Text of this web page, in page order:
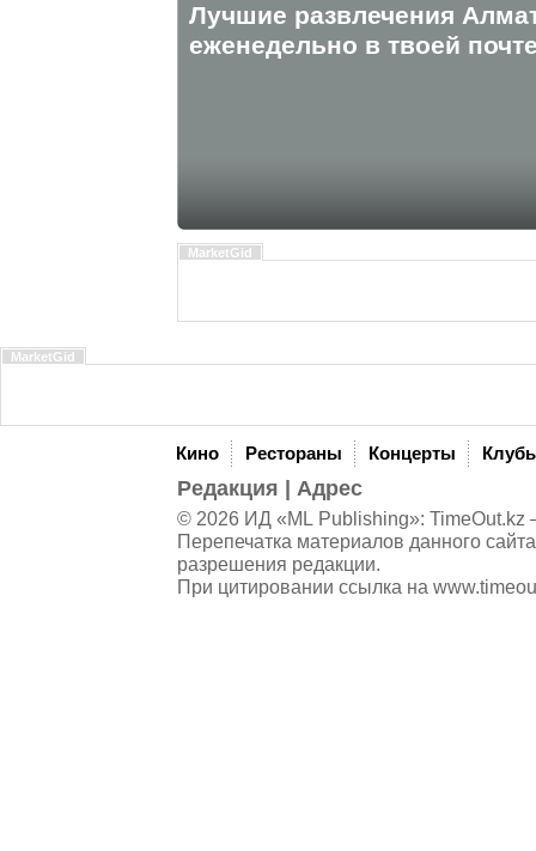
Лучшие развлечения
eженедельно в твоей
MarketGid
MarketGid
Кино Рестораны Концерты
Редакция Адрес
© 2026 ИД «ML Publishing»: TimeOut.kz
Перепечатка материалов данного
разрешения редакции.
При цитировании ссылка на